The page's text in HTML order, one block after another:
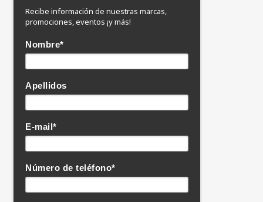
Recibe información de nuestras marcas,
promociones, eventos ¡y más!
Nombre*
Apellidos
E-mail*
Número de teléfono*